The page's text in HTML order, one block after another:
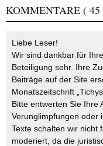
KOMMENTARE ( 45
Liebe Leser!
Wir sind dankbar für
Beteiligung sehr. Ihre
Beiträge auf der Site
Monatszeitschrift „Tichys
Bitte entwerten Sie Ihre
Verunglimpfungen oder
Texte schalten wir nicht
moderiert, da die